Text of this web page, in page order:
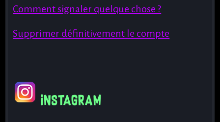
Comment signaler quelque chose ?
Supprimer définitivement le compte
Instagram